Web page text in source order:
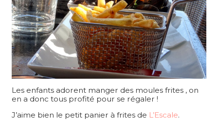
Les enfants adorent manger des moules frites , on
en a donc tous profité pour se régaler !
J’aime bien le petit panier à frites de L’Escale.